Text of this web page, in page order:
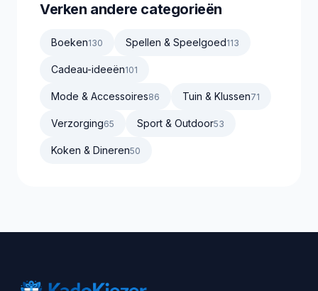
Verken andere categorieën
Boeken130 Spellen & Speelgoed 113
Cadeau-ideeën101
Mode & Accessoires86 Tuin & Klussen71
Verzorging65 Sport & Outdoor53
Koken & Dineren50